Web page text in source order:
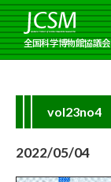
全国科学博物館協議会
vol23no4
2022/05/04